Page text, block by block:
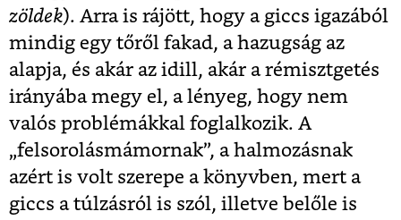
zöldek). Arra is rájött, hogy a giccs igazából
mindig egy tőről fakad, a hazugság az
alapja, és akár az idill, akár a rémisztgetés
irányába megy el, a lényeg, hogy nem
valós problémákkal foglalkozik. A
„felsorolásmámornak”, a halmozásnak
azért is volt szerepe a könyvben, mert a
giccs a túlzásról is szól, illetve belőle is